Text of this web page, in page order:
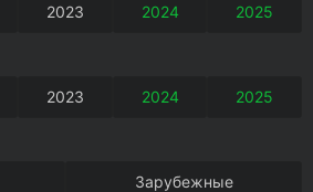
2023 2024 2025
2023 2024 2025
Зарубежные